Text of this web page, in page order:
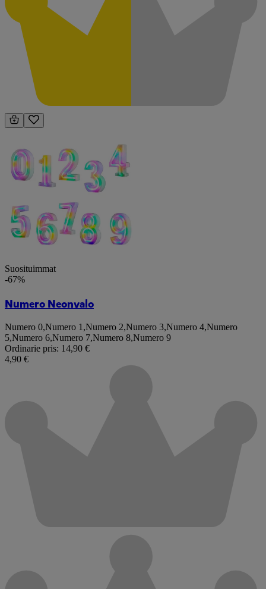
Suosituimmat
-67%
Numero Neonvalo
Numero 0,Numero 1,Numero 2,Numero 3,Numero 4,Numero
5,Numero 6,Numero 7,Numero 8,Numero 9
Ordinarie pris: 14,90 €
4,90 €